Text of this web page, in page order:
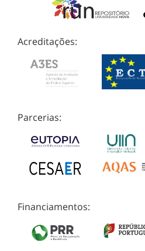
Acreditações:
Parcerias:
Financiamentos: